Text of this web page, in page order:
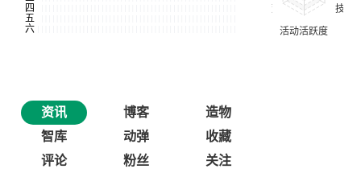
资讯 博客
造物
智库
动弹
收藏
评论
粉丝 关注